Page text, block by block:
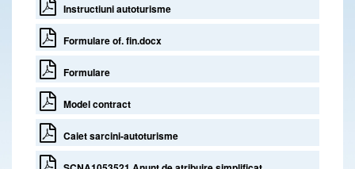
Instructiuni autoturisme
Formulare of. fin.docx
Formulare
Model contract
Caiet sarcini-autoturisme